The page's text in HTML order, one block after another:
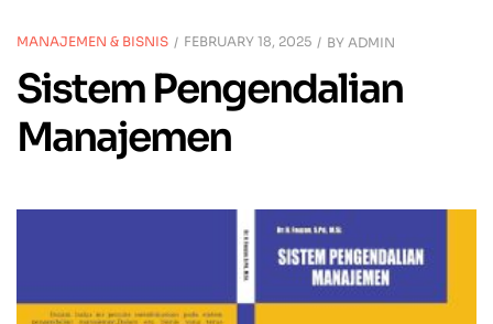
MANAJEMEN & BISNIS FEBRUARY 18, 2025 BY ADMIN
Sistem Pengendalian
Manajemen